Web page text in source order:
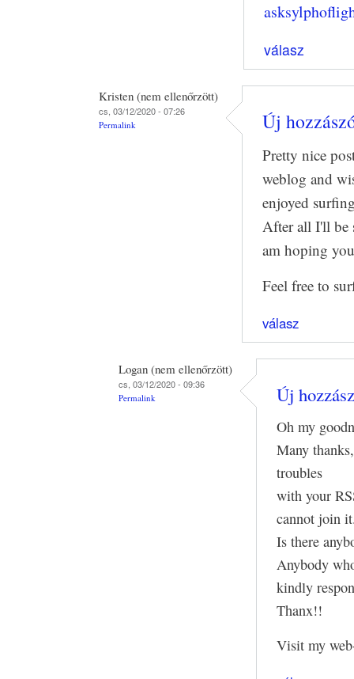
válasz
Kristen (nem ellenőrzött)
cs, 03/12/2020 - 07:26
Permalink Új
Pretty nice
weblog and
enjoyed
After all I'll be
am hoping
Feel free to
válasz
Logan (nem ellenőrzött)
cs, 03/12/2020 - 09:36
Permalink Új
Oh my
Many
troubles
with your
cannot join
Is there
Anybody
kindly
Thanx!!
Visit my